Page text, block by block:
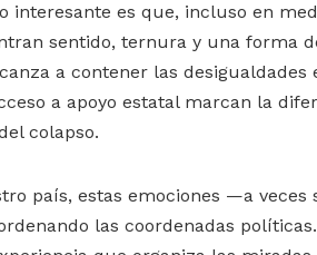
es que, incluso en
sentido, ternura y una forma
a contener las
a apoyo estatal marcan la
colapso.
país, estas emociones —a veces
las coordenadas